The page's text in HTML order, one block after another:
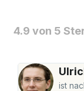
4.9 von 5
ist